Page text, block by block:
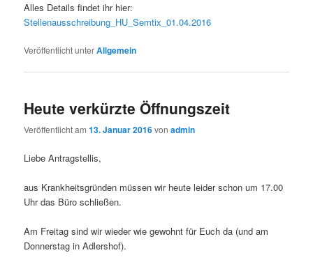
Alles Details findet ihr hier:
Stellenausschreibung_HU_Semtix_01.04.2016
Veröffentlicht unterAllgemein
Heute verkürzte Öffnungszeit
Veröffentlicht am13. Januar 2016vonadmin
Liebe Antragstellis,
aus Krankheitsgründen müssen wir heute leider schon um 17.00
Uhr das Büro schließen.
Am Freitag sind wir wieder wie gewohnt für Euch da (und am
Donnerstag in Adlershof).